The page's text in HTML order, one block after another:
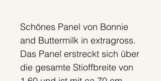
Schönes Panel von Bonnie
and Buttermilk in extragross.
Das Panel erstreckt sich über
die gesamte Stioffbreite von